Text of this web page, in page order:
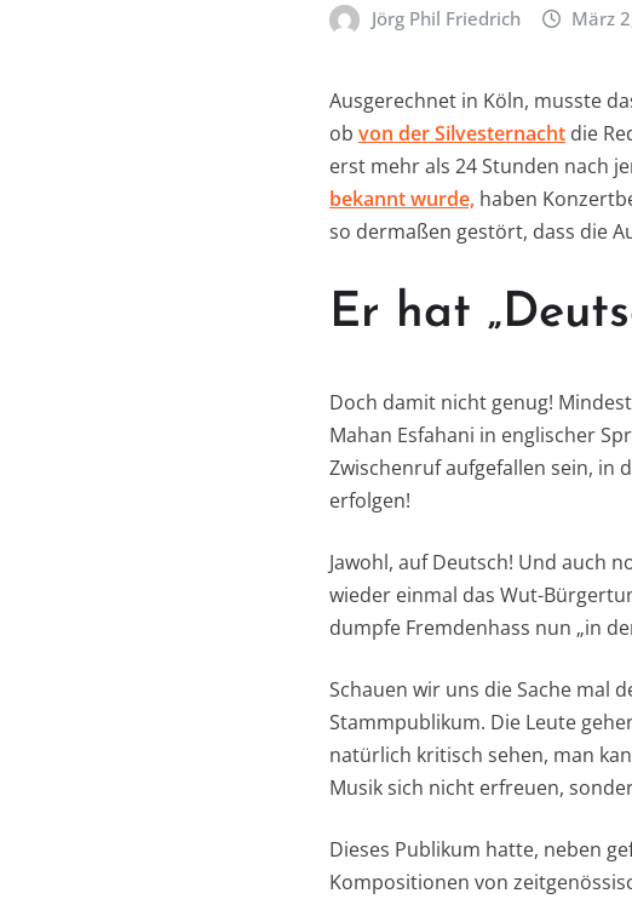
Jörg Phil Friedrich März
Ausgerechnet in Köln, musste
ob von der Silvesternacht die
erst mehr als 24 Stunden nach
bekannt wurde, haben
so dermaßen gestört, dass die
Er hat
Doch damit nicht genug!
Mahan Esfahani in englischer
Zwischenruf aufgefallen sein, in
erfolgen!
Jawohl, auf Deutsch! Und auch
wieder einmal das Wut-
dumpfe Fremdenhass nun „in
Schauen wir uns die Sache mal
Stammpublikum. Die Leute
natürlich kritisch sehen, man
Musik sich nicht erfreuen,
Dieses Publikum hatte, neben
Kompositionen von